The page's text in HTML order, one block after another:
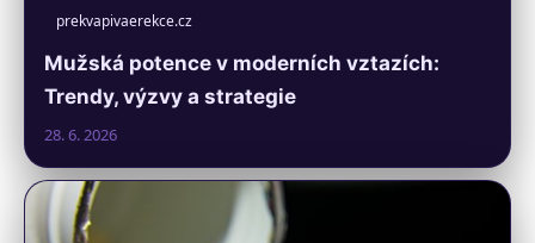
prekvapivaerekce.cz
Mužská potence v moderních vztazích:
Trendy, výzvy a strategie
28. 6. 2026